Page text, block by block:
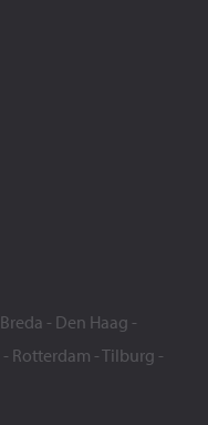
Breda - Den Haag -
- Rotterdam -Tilburg -